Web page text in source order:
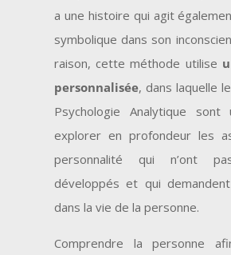
a une histoire qui agit
symbolique dans son
raison, cette méthode utilise
personnalisée, dans laquelle
Psychologie Analytique sont
explorer en profondeur les
personnalité qui n’ont
développés et qui
dans la vie de la personne.
Comprendre la personne